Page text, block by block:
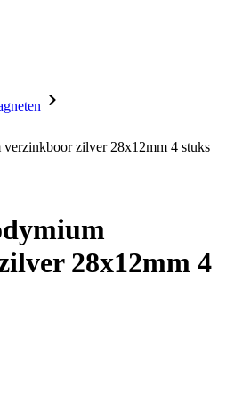
zilver 28x12mm 4 stuks
28x12mm 4